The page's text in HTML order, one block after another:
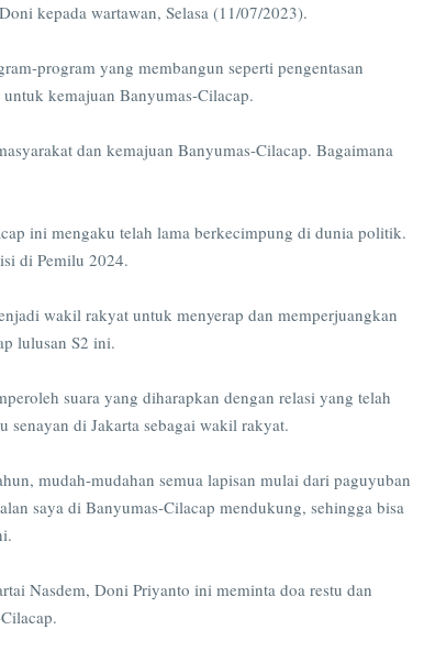
kepada wartawan, Selasa (11/07/2023).
program yang membangun seperti pengentasan
kemajuan Banyumas-Cilacap.
dan kemajuan Banyumas-Cilacap. Bagaimana
ini mengaku telah lama berkecimpung di dunia politik.
di Pemilu 2024.
wakil rakyat untuk menyerap dan memperjuangkan
lulusan S2 ini.
suara yang diharapkan dengan relasi yang telah
senayan di Jakarta sebagai wakil rakyat.
mudah-mudahan semua lapisan mulai dari paguyuban
saya di Banyumas-Cilacap mendukung, sehingga bisa
Nasdem, Doni Priyanto ini meminta doa restu dan